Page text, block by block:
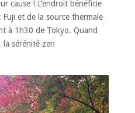
cause ! L’endroit bénéficie
et de la source thermale
à 1h30 de Tokyo. Quand
la sérénité zen